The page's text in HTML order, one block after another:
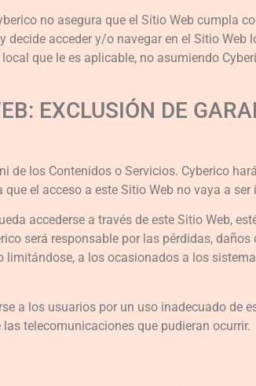
no asegura que el Sitio Web cumpla
acceder y/o navegar en el Sitio Web
que le es aplicable, no asumiendo
EXCLUSIÓN DE
los Contenidos o Servicios. Cyberico
el acceso a este Sitio Web no vaya a ser
accederse a través de este Sitio Web,
será responsable por las pérdidas,
limitándose, a los ocasionados a los
a los usuarios por un uso inadecuado de
telecomunicaciones que pudieran ocurrir.